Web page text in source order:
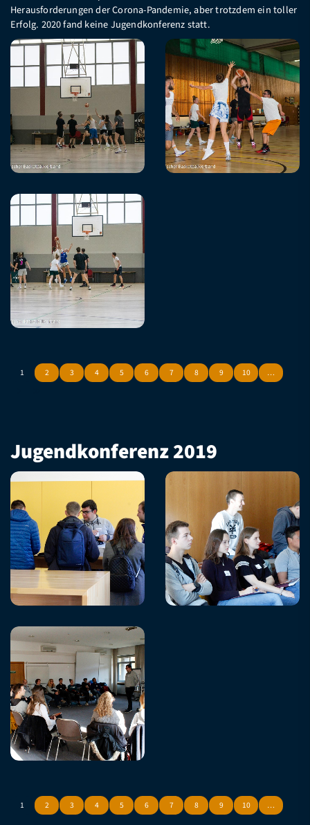
Herausforderungen der Corona-Pandemie, aber trotzdem ein toller
Erfolg. 2020 fand keine Jugendkonferenz statt.
1 2 3 4 5 6 7 8 9 10 …
Jugendkonferenz 2019
1 2 3 4 5 6 7 8 9 10 …